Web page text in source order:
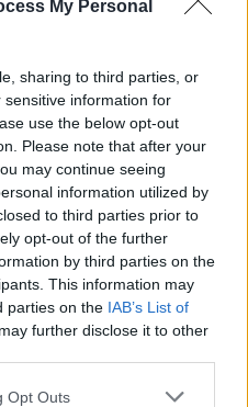
My Personal
sharing to third parties, or
information for
use the below opt-out
Please note that after your
may continue seeing
information utilized by
to third parties prior to
opt-out of the further
by third parties on the
This information may
parties on the IAB’s List of
further disclose it to other
Opt Outs